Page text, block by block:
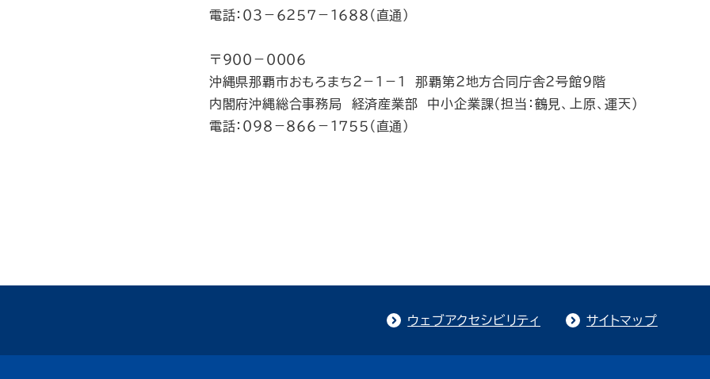
電話：０３－６２５７－１６８８（直通）
〒９００－０００６
沖縄県那覇市おもろまち２－１－１ 那覇第２地方合同庁舎２号館９階
内閣府沖縄総合事務局 経済産業部 中小企業課（担当：鶴見、上原、運天）
電話：０９８－８６６－１７５５（直通）
ウェブアクセシビリティ サイトマップ